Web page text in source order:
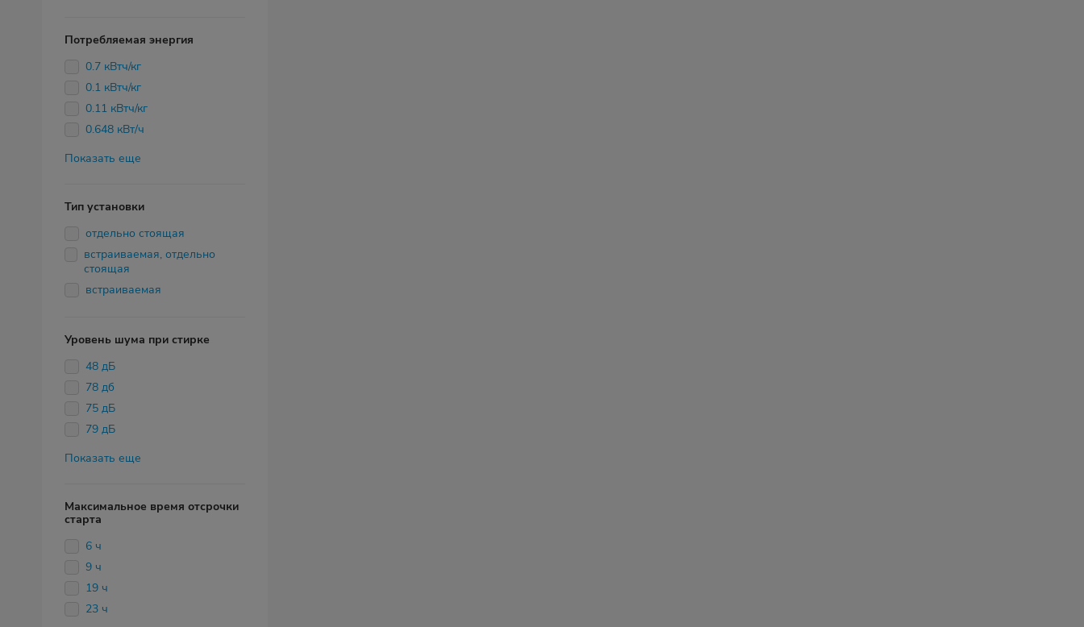
Потребляемая энергия
0.7 кВтч/кг
0.1 кВтч/кг
0.11 кВтч/кг
0.648 кВт/ч
Показать еще
Тип установки
отдельно стоящая
встраиваемая, отдельно
стоящая
встраиваемая
Уровень шума при стирке
48 дБ
78 дб
75 дБ
79 дБ
Показать еще
Максимальное время отсрочки
старта
6 ч
9 ч
19 ч
23 ч